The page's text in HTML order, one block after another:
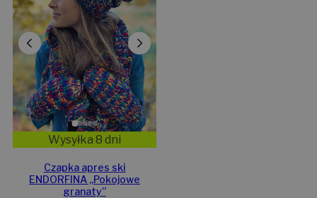
Wysyłka 8 dni
Czapka apres ski
ENDORFINA ,,Pokojowe
granaty”